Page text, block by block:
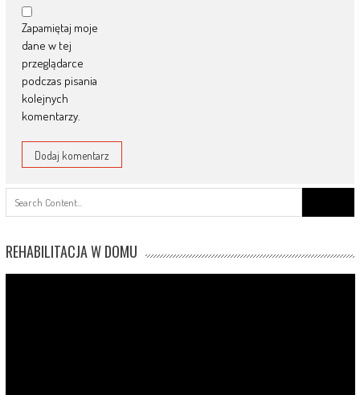
Zapamiętaj moje
dane w tej
przeglądarce
podczas pisania
kolejnych
komentarzy.
REHABILITACJA W DOMU